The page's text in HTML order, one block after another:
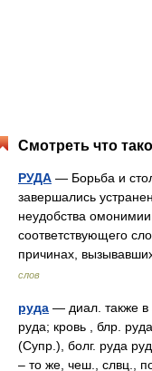
Смотреть что
РУДА — Борьба и
завершались
неудобства
соответствующего
причинах,
слов
руда — диал. также в
руда; кровь , блр.
(Супр.), болг. руда
– то же, чеш., слвц.,